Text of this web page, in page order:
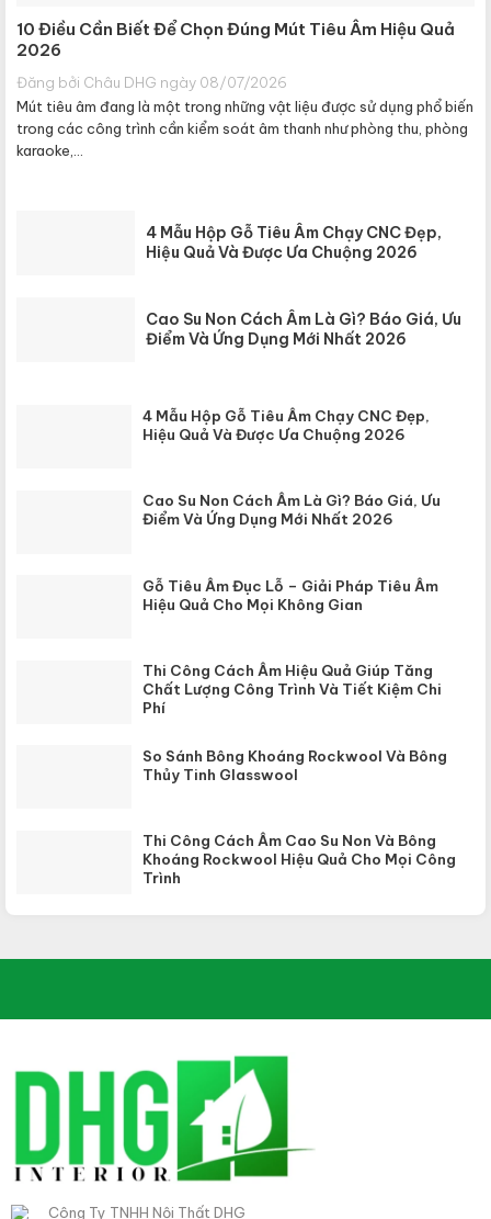
10 Điều Cần Biết Để Chọn Đúng Mút Tiêu Âm Hiệu Quả
2026
Đăng bởi Châu DHG ngày 08/07/2026
Mút tiêu âm đang là một trong những vật liệu được sử dụng phổ biến
trong các công trình cần kiểm soát âm thanh như phòng thu, phòng
karaoke,...
4 Mẫu Hộp Gỗ Tiêu Âm Chạy CNC Đẹp,
Hiệu Quả Và Được Ưa Chuộng 2026
Cao Su Non Cách Âm Là Gì? Báo Giá, Ưu
Điểm Và Ứng Dụng Mới Nhất 2026
4 Mẫu Hộp Gỗ Tiêu Âm Chạy CNC Đẹp,
Hiệu Quả Và Được Ưa Chuộng 2026
Cao Su Non Cách Âm Là Gì? Báo Giá, Ưu
Điểm Và Ứng Dụng Mới Nhất 2026
Gỗ Tiêu Âm Đục Lỗ – Giải Pháp Tiêu Âm
Hiệu Quả Cho Mọi Không Gian
Thi Công Cách Âm Hiệu Quả Giúp Tăng
Chất Lượng Công Trình Và Tiết Kiệm Chi
Phí
So Sánh Bông Khoáng Rockwool Và Bông
Thủy Tinh Glasswool
Thi Công Cách Âm Cao Su Non Và Bông
Khoáng Rockwool Hiệu Quả Cho Mọi Công
Trình
Công Ty TNHH Nội Thất DHG